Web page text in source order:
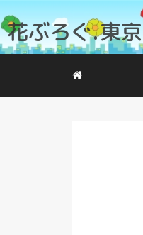
花ぶろぐ.東京